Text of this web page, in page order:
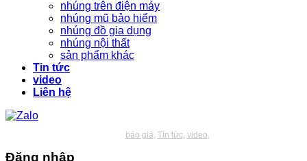
nhúng trên điện máy
nhúng mũ bảo hiểm
nhúng đồ gia dụng
nhúng nội thất
sản phẩm khác
Tin tức
video
Liên hệ
báo giá Tin tức video
Đăng nhập